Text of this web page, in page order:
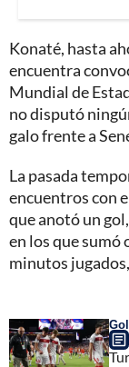
Konaté, hasta
encuentra
Mundial de
no disputó
galo frente a
La pasada
encuentros con
que anotó un
en los que
minutos